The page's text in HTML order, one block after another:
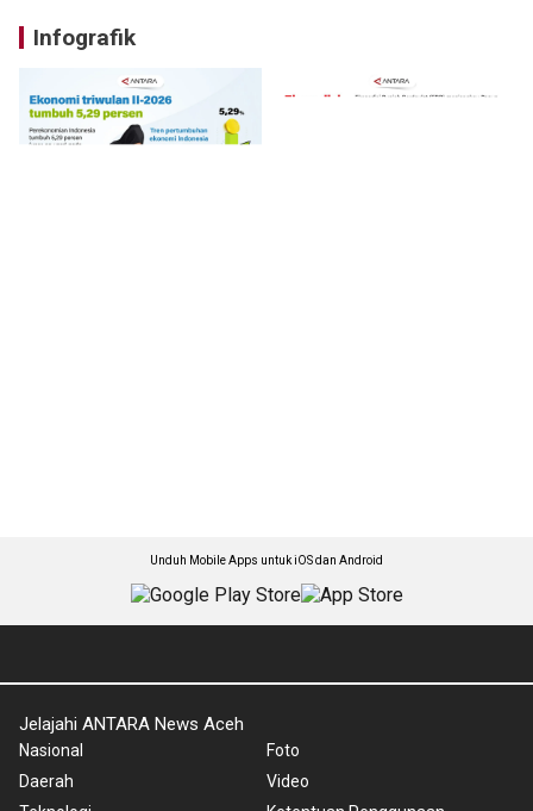
Infografik
Unduh Mobile Apps untuk iOS dan Android
Jelajahi ANTARA News Aceh
Nasional
Daerah
Foto
Video